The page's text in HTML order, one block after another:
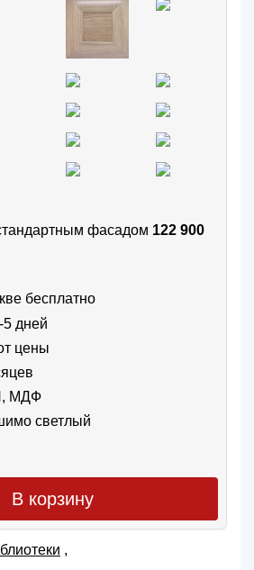
фасадом 122 900
бесплатно
5 дней
цены
МДФ
светлый
В корзину
,